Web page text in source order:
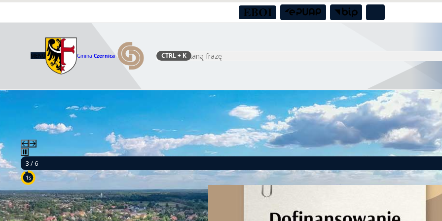
MENU Gmina Czernica Szukaj
CTRL+ K
4 / 6
9s
Budowa boiska sportowego przy świetlicy wiejskiej w Nadolicach Małych